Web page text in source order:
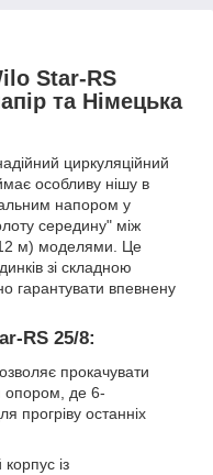
Star-RS
та Німецька
циркуляційний
особливу нішу в
напором у
середину" між
м) моделями. Це
зі складною
гарантувати впевнену
RS 25/8:
прокачувати
опором, де 6-
прогріву останніх
із